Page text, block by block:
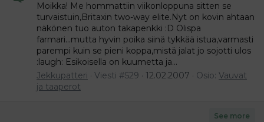
Moikka! Me hommattiin viikonloppuna sitten se
turvaistuin,Britaxin two-way elite.Nyt on kovin ahtaan
näkönen tuo auton takapenkki :D Olispa
farmari...mutta hyvin poika siinä tykkää istua,varmasti
parempi kuin se pieni koppa,mistä jalat jo sojotti ulos
:laugh: Esikoisella on kuumetta ja...
Jekkupatteri
Viesti #529 12.02.2007 Osio: Vauvat
ja taaperot
See more